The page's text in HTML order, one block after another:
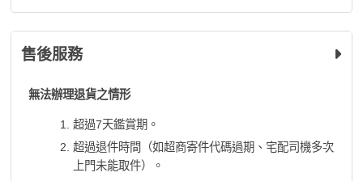
售後服務
無法辦理退貨之情形
超過7天鑑賞期。
超過退件時間（如超商寄件代碼過期、宅配司機多次
上門未能取件）。